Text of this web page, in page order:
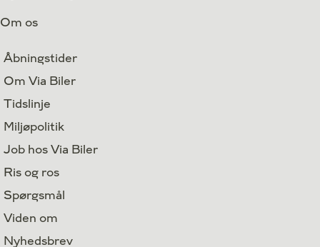
Om os
Åbningstider
Om Via Biler
Tidslinje
Miljøpolitik
Job hos Via Biler
Ris og ros
Spørgsmål
Viden om
Nyhedsbrev